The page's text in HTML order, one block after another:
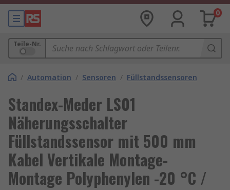
0
Teile-Nr.
/ Automation / Sensoren / Füllstandssensoren
Standex-Meder LS01
Näherungsschalter
Füllstandssensor mit 500 mm
Kabel Vertikale Montage-
Montage Polyphenylen -20 °C /